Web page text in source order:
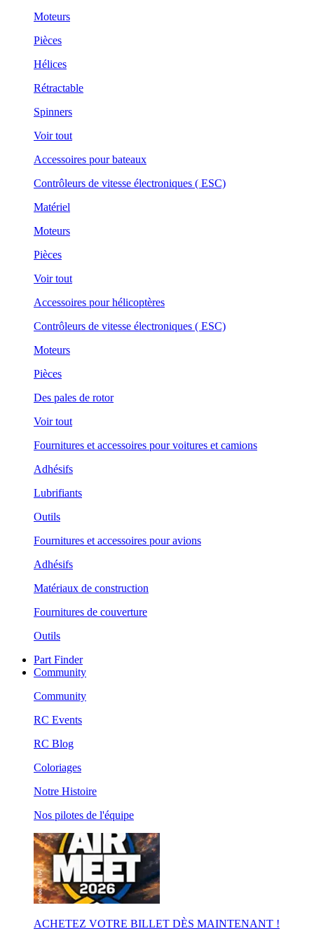
Moteurs
Pièces
Hélices
Rétractable
Spinners
Voir tout
Accessoires pour bateaux
Contrôleurs de vitesse électroniques ( ESC)
Matériel
Moteurs
Pièces
Voir tout
Accessoires pour hélicoptères
Contrôleurs de vitesse électroniques ( ESC)
Moteurs
Pièces
Des pales de rotor
Voir tout
Fournitures et accessoires pour voitures et camions
Adhésifs
Lubrifiants
Outils
Fournitures et accessoires pour avions
Adhésifs
Matériaux de construction
Fournitures de couverture
Outils
Part Finder
Community
Community
RC Events
RC Blog
Coloriages
Notre Histoire
Nos pilotes de l'équipe
ACHETEZ VOTRE BILLET DÈS MAINTENANT !